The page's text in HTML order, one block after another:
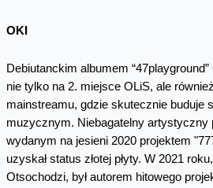
OKI
Debiutanckim albumem
nie tylko na 2. miejsce OLiS, ale
mainstreamu, gdzie skutecznie buduje
muzycznym. Niebagatelny artystyczny
wydanym na jesieni 2020 projektem
uzyskał status złotej płyty. W 2021
Otsochodzi, był autorem hitowego